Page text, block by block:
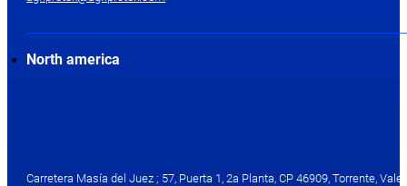
North america
Carretera Masía del Juez ; 57, Puerta 1, 2a Planta, CP 46909, Torrente,